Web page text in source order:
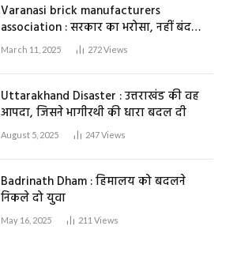
Varanasi brick manufacturers
association : सरकार का भरोसा, नहीं बंद
होगा एक भी ईंट भट्ठा
March 11, 2025 272Views
Uttarakhand Disaster : उत्तराखंड की वह
आपदा, जिसने भागीरथी की धारा बदल दी
August 5, 2025 247Views
Badrinath Dham : हिमालय को बदलने
निकले दो युवा
May 16, 2025 211 Views